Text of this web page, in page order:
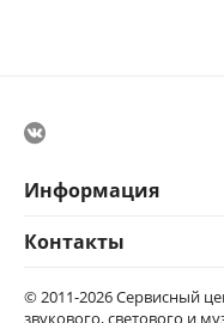
Информация
Контакты
© 2011-2026 Сервисный
звукового, светового и